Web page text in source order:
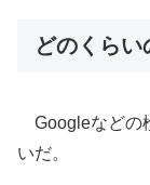
どのくらい
Googleなどの
いだ。